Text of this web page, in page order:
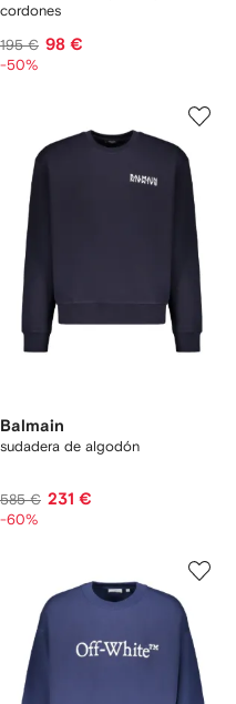
cordones
195 € 98 €
-50%
Balmain
sudadera de algodón
585 € 231 €
-60%